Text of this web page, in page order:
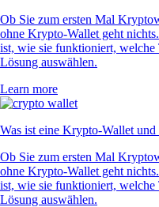
Ob Sie zum ersten Mal
ohne Krypto-Wallet geht
ist, wie sie funktioniert, welche
Lösung auswählen.
Learn more
Was ist eine Krypto-Wallet
Ob Sie zum ersten Mal
ohne Krypto-Wallet geht
ist, wie sie funktioniert, welche
Lösung auswählen.